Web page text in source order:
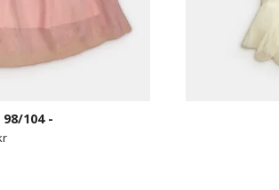
98/104 -